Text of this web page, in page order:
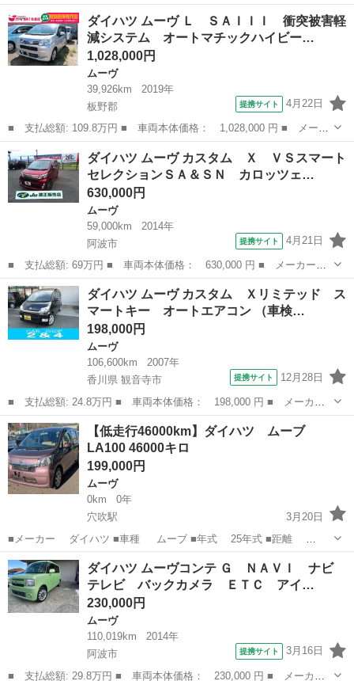
名： ダイハツ ■ 車種名： ムーヴコンテ ■ グレード名： Ｘ
＋Ｓ ＣＤオーディオ オートエアコン 電動格納ミラー スマート
キー 禁煙車 サ...
徳島 徳島市 ムーヴ
ダイハツ ムーヴ Ｌ ＳＡＩＩＩ 衝突被害軽
減システム オートマチックハイビー…
1,028,000円
ムーヴ
39,926km
2019年
板野郡
提携サイト 4月22日
■ 支払総額: 109.8万円 ■ 車両本体価格： 1,028,000 円 ■ メーカ
ー名： ダイハツ ■ 車種名： ムーヴ ■ グレード名： Ｌ ＳＡ
ＩＩＩ 衝突被害軽減システム オートマチックハイビーム キーレ
スエント...
徳島 ムーヴ
ダイハツ ムーヴ カスタム Ｘ ＶＳスマート
セレクションＳＡ＆ＳＮ カロッツェ…
630,000円
ムーヴ
59,000km
2014年
阿波市
提携サイト 4月21日
■ 支払総額: 69万円 ■ 車両本体価格： 630,000 円 ■ メーカー
名： ダイハツ ■ 車種名： ムーヴ ■ グレード名： カスタム
Ｘ ＶＳスマートセレクションＳＡ＆ＳＮ カロッツェリアナビ Ｔ
Ｖ バックモニタ...
徳島 阿波市 ムーヴ
ダイハツ ムーヴ カスタム Ｘリミテッド ス
マートキー オートエアコン （車検…
198,000円
ムーヴ
106,600km
2007年
香川県 観音寺市
提携サイト 12月28日
■ 支払総額: 24.8万円 ■ 車両本体価格： 198,000 円 ■ メーカー
名： ダイハツ ■ 車種名： ムーヴ ■ グレード名： カスタム
Ｘリミテッド スマートキー オートエアコン ■ 排気量： 660cc
■ ...
香川 観音寺市 ムーヴ
【低走行46000km】ダイハツ ムーブ
LA100 46000キロ
199,000円
ムーヴ
0km
0年
穴吹駅
3月20日
■メーカー ダイハツ ■車種 ムーブ ■年式 25年式 ■距離
46379km ■型式 DBA-LA100 ■グレード ※参考までに※ ●走る曲が
りる問題無し ●エアコン良好 ●エンジン良好...
徳島 美馬市 穴吹駅 ムーヴ
ダイハツ ムーヴコンテ Ｇ ＮＡＶＩ ナビ
テレビ バックカメラ ＥＴＣ アイ…
230,000円
ムーヴ
110,019km
2014年
阿波市
提携サイト 3月16日
■ 支払総額: 29.8万円 ■ 車両本体価格： 230,000 円 ■ メーカー